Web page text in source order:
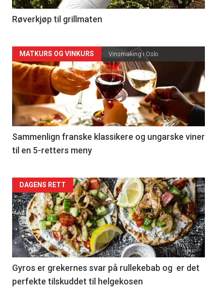
4
Røverkjøp til grillmaten
Forsiden
akkurat
nå
-
5
MATKURS OG VINKURS Vinsmaking i Oslo
Sammenlign franske klassikere og ungarske viner
til en 5-retters meny
Forsiden
akkurat
nå
-
6
DAGENS RETT
Gyros er grekernes svar på rullekebab og er det
perfekte tilskuddet til helgekosen